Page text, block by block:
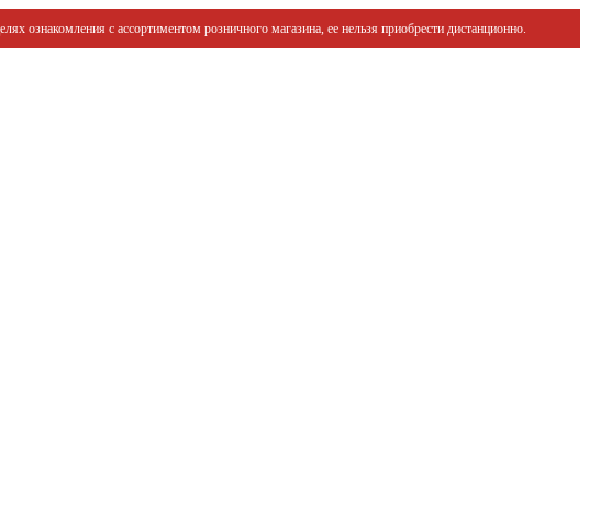
ознакомления с ассортиментом розничного магазина, ее нельзя приобрести дистанционно.